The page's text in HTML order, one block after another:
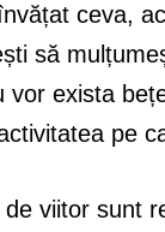
ceva,
să
vor exista
pe
de viitor sunt